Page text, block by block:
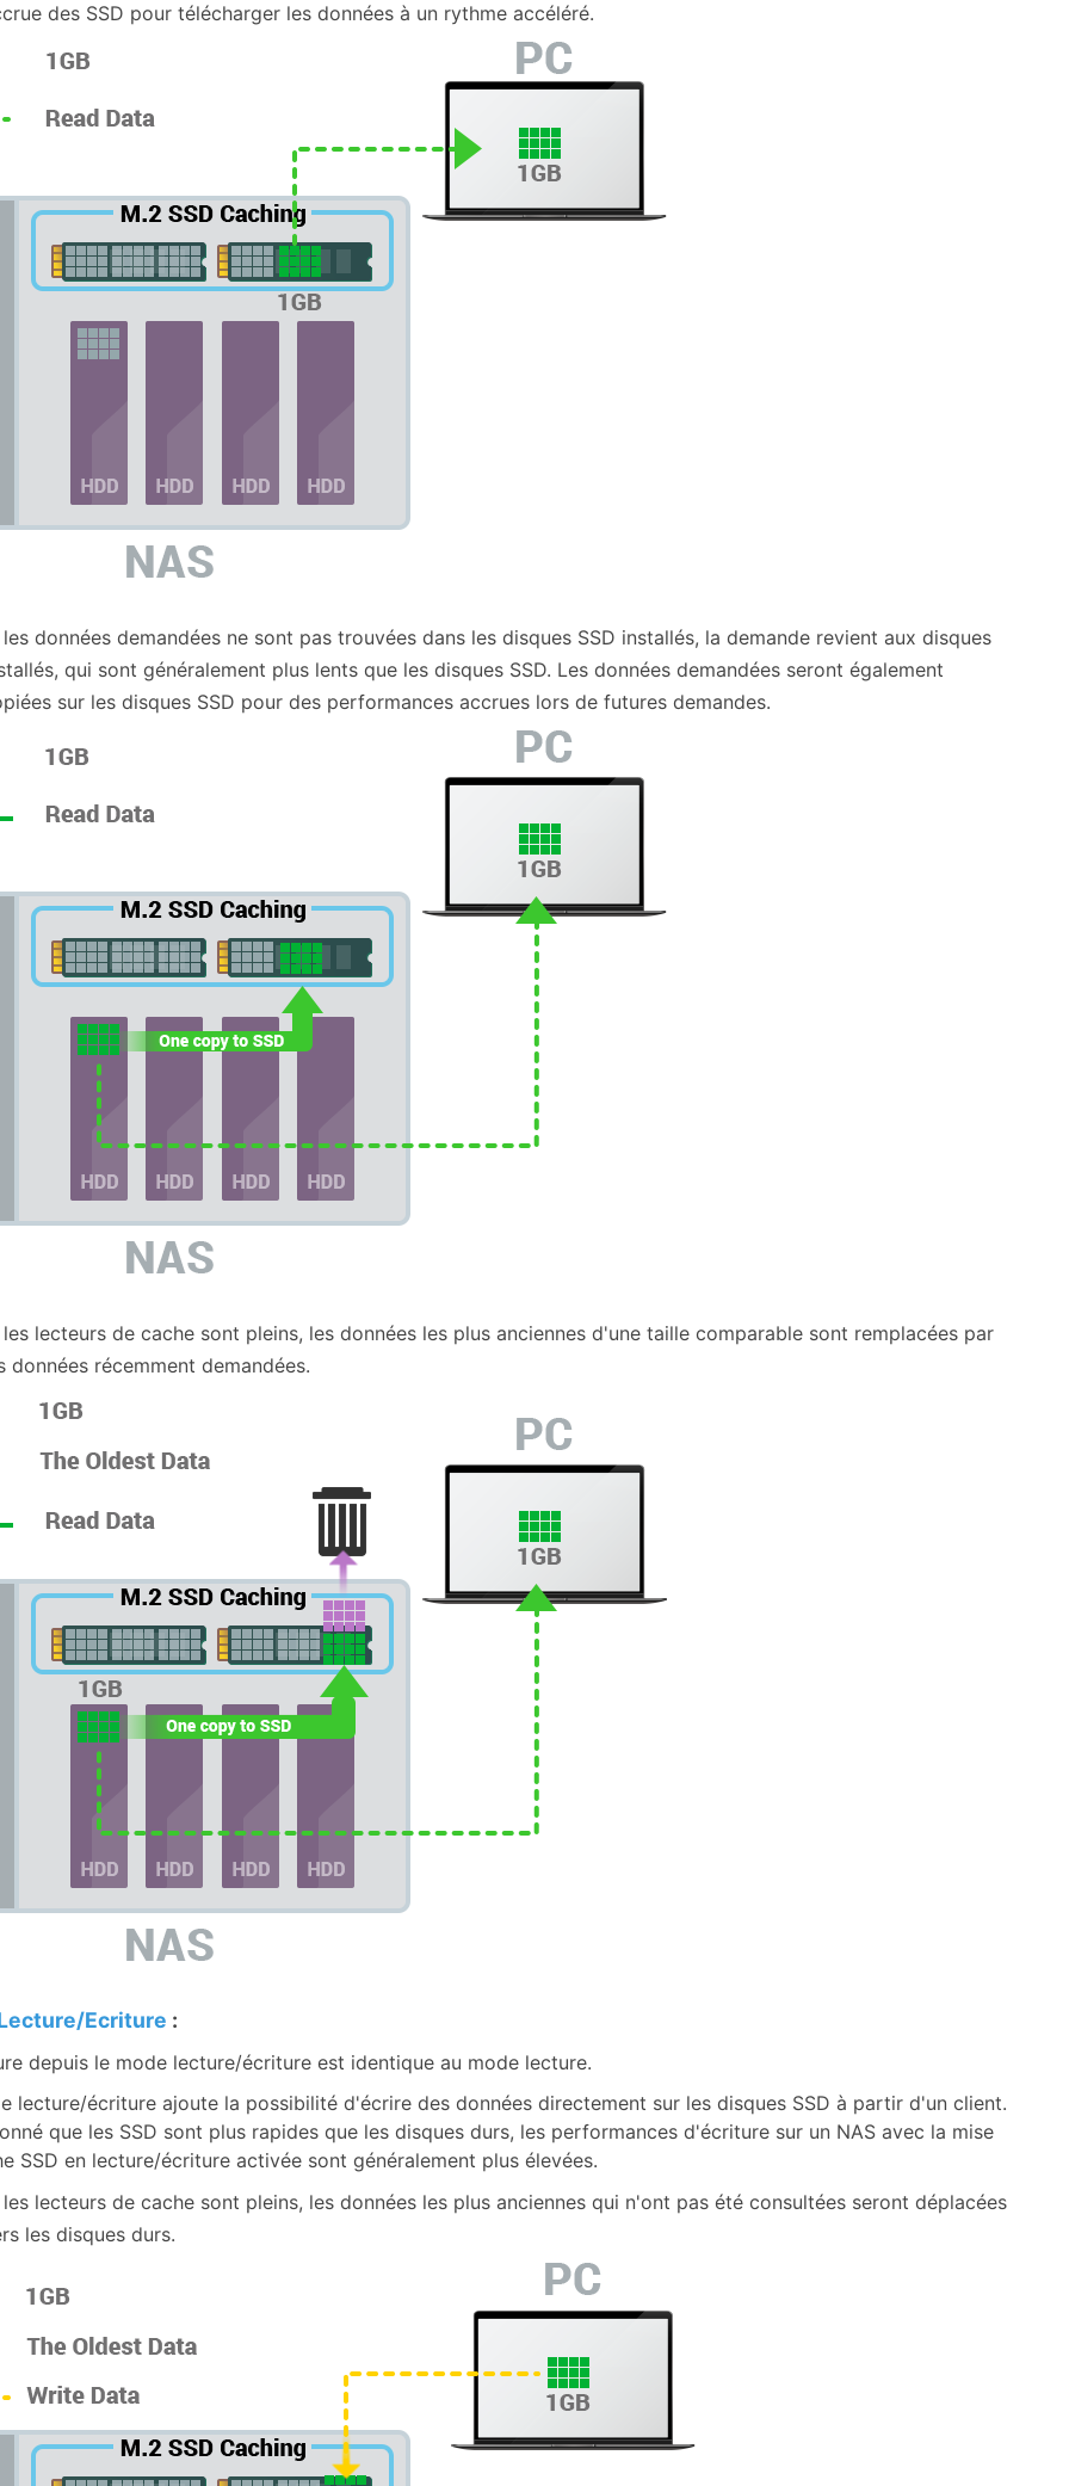
des SSD pour télécharger les données à un rythme accéléré.
les données demandées ne sont pas trouvées dans les disques SSD installés, la demande revient aux disques
qui sont généralement plus lents que les disques SSD. Les données demandées seront également
sur les disques SSD pour des performances accrues lors de futures demandes.
les lecteurs de cache sont pleins, les données les plus anciennes d'une taille comparable sont remplacées par
données récemment demandées.
Ecriture :
depuis le mode lecture/écriture est identique au mode lecture.
lecture/écriture ajoute la possibilité d'écrire des données directement sur les disques SSD à partir d'un client.
que les SSD sont plus rapides que les disques durs, les performances d'écriture sur un NAS avec la mise
SSD en lecture/écriture activée sont généralement plus élevées.
les lecteurs de cache sont pleins, les données les plus anciennes qui n'ont pas été consultées seront déplacées
les disques durs.